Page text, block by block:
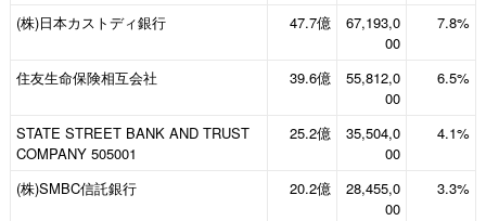
(株)日本カストディ銀行 47.7億
67,193,0
00
7.8%
住友生命保険相互会社 39.6億
55,812,0
00
6.5%
STATE STREET BANK AND TRUST
COMPANY 505001
25.2億
35,504,0
00
4.1%
(株)SMBC信託銀行 20.2億
28,455,0
00
3.3%